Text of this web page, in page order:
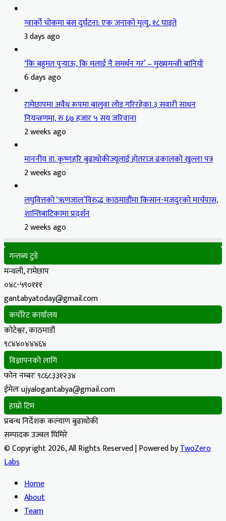
ग्वार्को चोकमा बस दुर्घटना: एक जनाको मृत्यु, १८ घाइते
3 days ago
‘कि बहुमत पुर्‍याऊ, कि मलाई नै समर्थन गर’ – मुख्यमन्त्री बानियाँ
6 days ago
रामेछापमा अवैध रूपमा बालुवा लोड गरिरहेका ३ सवारी साधन
नियन्त्रणमा, रु ६७ हजार ५ सय जरिवाना
2 weeks ago
माननीय डा. कृष्णहरि बुढाथोकीज्यूलाई होतराज ढकालको खुल्ला पत्र
2 weeks ago
लघुवित्तको ‘ऋणजाल’विरुद्ध काठमाडौंमा किसान-मजदुरको मार्चपास,
शान्तिबाटिकामा प्रदर्शन
2 weeks ago
गन्तब्य टुडे
मन्थली, रामेछाप
०४८-५९०१११
gantabyatoday@gmail.com
कर्पोरेट कार्यालय
कोटेश्वर, काठमाडौं
९८४४०४४४६४
विज्ञापनको लागि
फोन नम्बरः ९८६८३३१२३४
ईमेलः ujyalogantabya@gmail.com
हाम्रो टिम
प्रबन्ध निर्देशक कल्याण बुढाथोकी
सम्पादक उज्वल घिमिरे
© Copyright 2026, All Rights Reserved | Powered byTwoZero
Labs
Home
About
Team